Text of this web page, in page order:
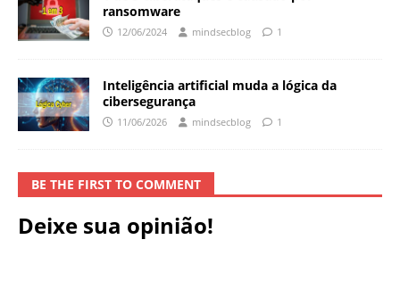
ransomware
12/06/2024 mindsecblog 1
Inteligência artificial muda a lógica da
cibersegurança
11/06/2026 mindsecblog 1
BE THE FIRST TO COMMENT
Deixe sua opinião!